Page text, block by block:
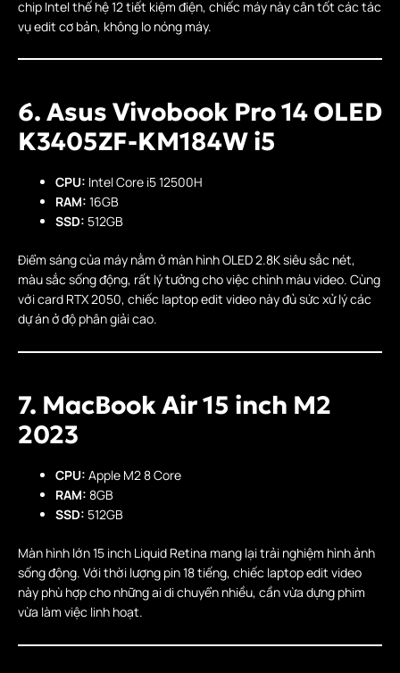
chip Intel thế hệ 12 tiết kiệm điện, chiếc máy này cân tốt các tác
vụ edit cơ bản, không lo nóng máy.
6. Asus Vivobook Pro 14 OLED
K3405ZF-KM184W i5
CPU: Intel Core i5 12500H
RAM: 16GB
SSD: 512GB
Điểm sáng của máy nằm ở màn hình OLED 2.8K siêu sắc nét,
màu sắc sống động, rất lý tưởng cho việc chỉnh màu video. Cùng
với card RTX 2050, chiếc laptop edit video này đủ sức xử lý các
dự án ở độ phân giải cao.
7. MacBook Air 15 inch M2
2023
CPU: Apple M2 8 Core
RAM: 8GB
SSD: 512GB
Màn hình lớn 15 inch Liquid Retina mang lại trải nghiệm hình ảnh
sống động. Với thời lượng pin 18 tiếng, chiếc laptop edit video
này phù hợp cho những ai di chuyển nhiều, cần vừa dựng phim
vừa làm việc linh hoạt.